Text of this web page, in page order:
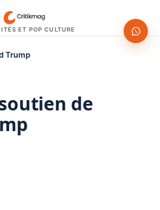
ET POP CULTURE
Trump
de